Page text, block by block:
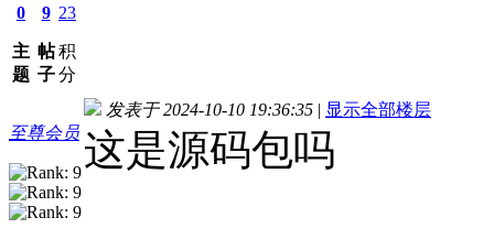
0
主
题
9
帖
子
23
积
分
至尊会员
发表于 2024-10-10 19:36:35 | 显示全部楼层
这是源码包吗